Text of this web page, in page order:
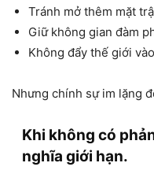
Tránh mở thêm mặt
Giữ không gian đàm
Không đẩy thế giới
Nhưng chính sự im lặng
Khi không có
nghĩa giới hạn.